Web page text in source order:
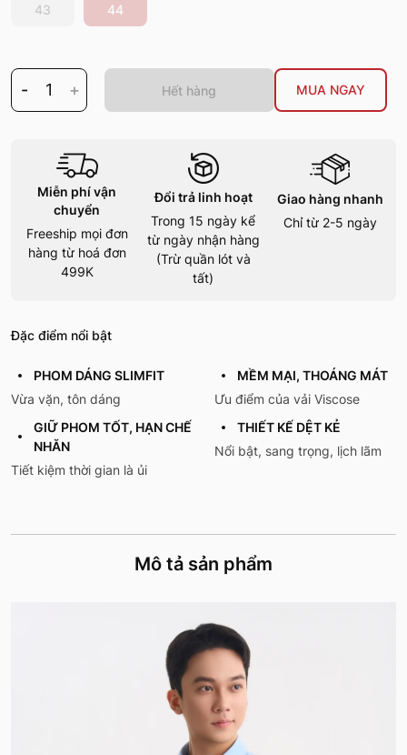
43 44
- 1 + Hết hàng MUA NGAY
Miễn phí vận
chuyển
Freeship mọi đơn
hàng từ hoá đơn
499K
Đổi trả linh hoạt
Trong 15 ngày kể
từ ngày nhận hàng
(Trừ quần lót và
tất)
Giao hàng nhanh
Chỉ từ 2-5 ngày
Đặc điểm nổi bật
PHOM DÁNG SLIMFIT
Vừa vặn, tôn dáng
MỀM MẠI, THOÁNG MÁT
Ưu điểm của vải Viscose
GIỮ PHOM TỐT, HẠN CHẾ
NHĂN
Tiết kiệm thời gian là ủi
THIẾT KẾ DỆT KẺ
Nổi bật, sang trọng, lịch lãm
Mô tả sản phẩm